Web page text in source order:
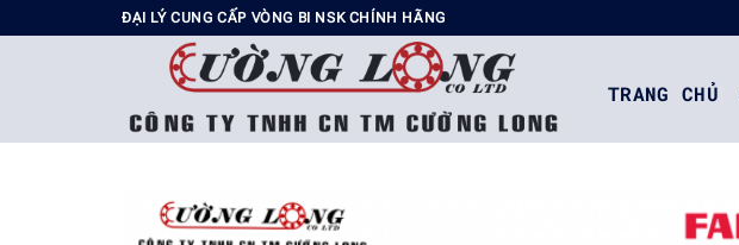
đến
ĐẠI LÝ CUNG CẤP VÒNG BI NSK CHÍNH HÃNG
TRANG CHỦ